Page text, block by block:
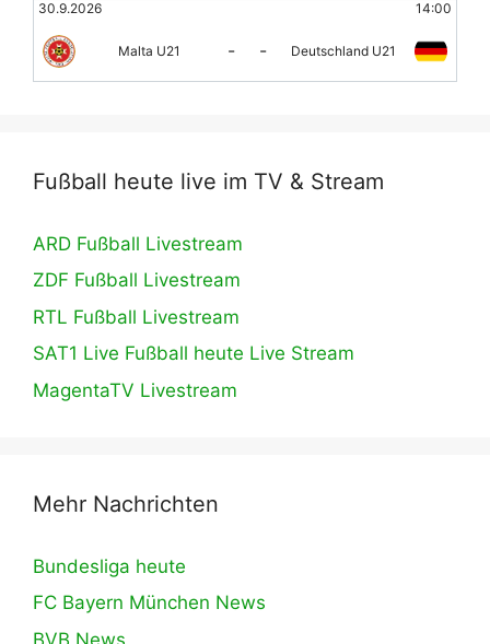
30.9.2026 14:00
Malta U21 - - Deutschland U21
Fußball heute live im TV & Stream
ARD Fußball Livestream
ZDF Fußball Livestream
RTL Fußball Livestream
SAT1 Live Fußball heute Live Stream
MagentaTV Livestream
Mehr Nachrichten
Bundesliga heute
FC Bayern München News
BVB News